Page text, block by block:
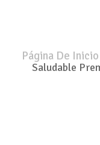
Página De Inicio
Saludable